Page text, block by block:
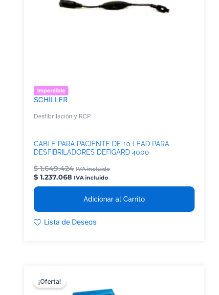
Imperdible
SCHILLER
Desfibrilación y RCP
CABLE PARA PACIENTE DE 10 LEAD PARA
DESFIBRILADORES DEFIGARD 4000
$1.649.424 IVA incluido
$ 1.237.068 IVA incluido
Adicionar al Carrito
Lista de Deseos
¡Oferta!